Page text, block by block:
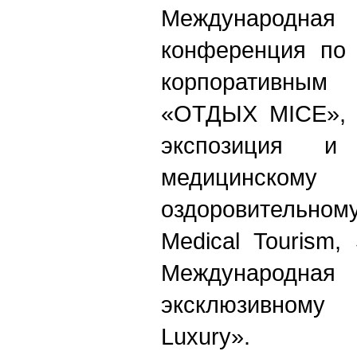
конференция
«ОТДЫХ MICE»,
экспозиция
Medical
Luxury».